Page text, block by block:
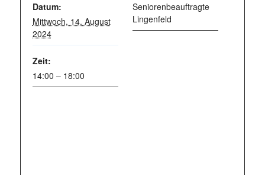
Datum:
Mittwoch, 14. August
2024
Zeit:
14:00 – 18:00
Seniorenbeauftragte
Lingenfeld